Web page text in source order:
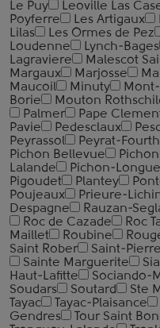
Le Puy
Leoville Las
Poyferre
Les Artigaux
Lilas
Les Ormes de Pez
Loudenne
Lynch-Bages
Lagraviere
Malescot
Margaux
Marjosse
Maucoil
Minuty
Borie
Mouton
Palmer
Pape
Pavie
Pedesclaux
Peyrassol
Peyrat-
Pichon Bellevue
Lalande
Pichon-
Pigoudet
Plantey
Poujeaux
Prieure-
Despagne
Rauzan-
Roc de Cazade
Roc
Maillet
Roubine
Saint Rober
Saint-Pierre
Sainte Marguerite
Haut-Lafitte
Sociando-
Soudars
Soutard Ste
Tayac
Tayac-Plaisance
Gendres
Tour Saint